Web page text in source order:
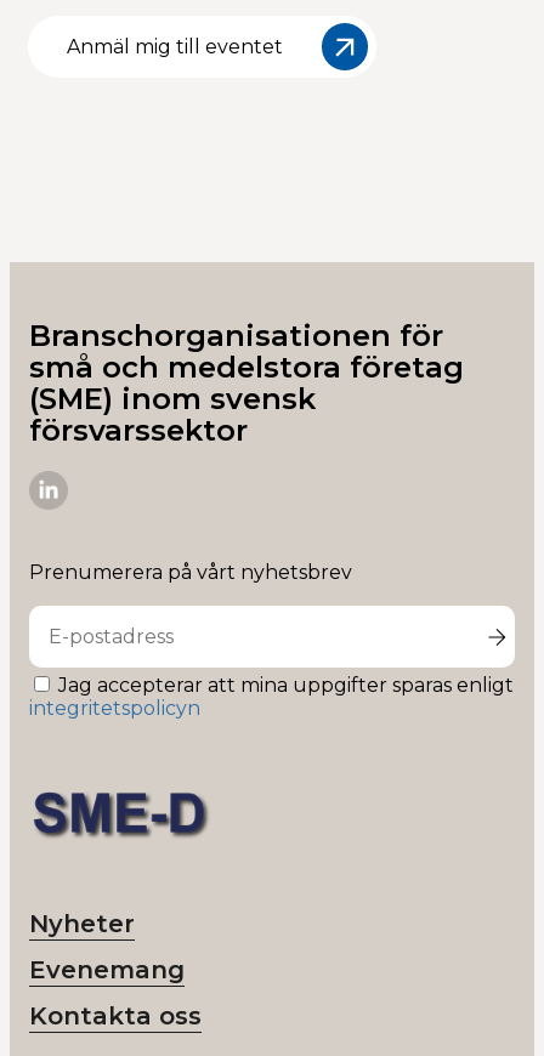
Anmäl mig till eventet
Branschorganisationen för
små och medelstora företag
(SME) inom svensk
försvarssektor
på
Prenumerera på vårt nyhetsbrev
Jag accepterar att mina uppgifter sparas enligt
integritetspolicyn
Nyheter
Evenemang
Kontakta oss